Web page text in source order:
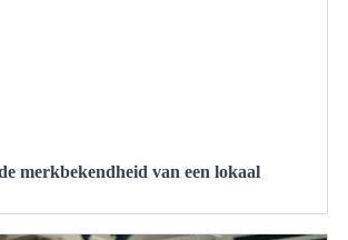
merkbekendheid van een lokaal